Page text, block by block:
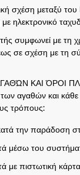
σχέση μεταξύ
ηλεκτρονικό
συμφωνεί με τη
σε σχέση με τη
ΚΑΙ ΌΡΟΙ
των αγαθών και
τρόπους:
την παράδοση
μέσω του
με πιστωτική